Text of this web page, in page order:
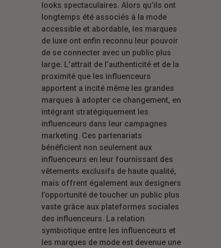
looks spectaculaires. Alors qu’ils ont
longtemps été associés à la mode
accessible et abordable, les marques
de luxe ont enfin reconnu leur pouvoir
de se connecter avec un public plus
large. L’attrait de l’authenticité et de la
proximité que les influenceurs
apportent a incité même les grandes
marques à adopter ce changement, en
intégrant stratégiquement les
influenceurs dans leur campagnes
marketing. Ces partenariats
bénéficient non seulement aux
influenceurs en leur fournissant des
vêtements exclusifs de haute qualité,
mais offrent également aux designers
l’opportunité de toucher un public plus
vaste grâce aux plateformes sociales
des influenceurs. La relation
symbiotique entre les influenceurs et
les marques de mode est devenue une